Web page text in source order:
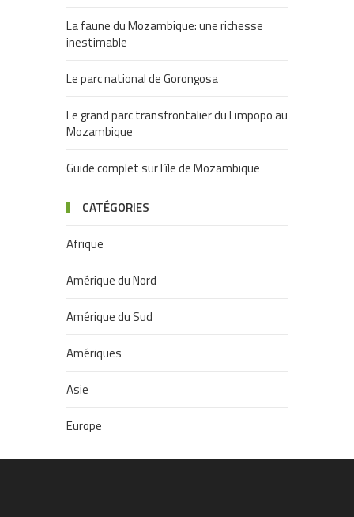
La faune du Mozambique: une richesse
inestimable
Le parc national de Gorongosa
Le grand parc transfrontalier du Limpopo au
Mozambique
Guide complet sur l’île de Mozambique
CATÉGORIES
Afrique
Amérique du Nord
Amérique du Sud
Amériques
Asie
Europe